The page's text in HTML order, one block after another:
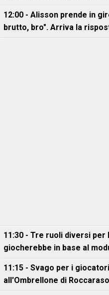
12:00 - Alisson prende in
brutto, bro". Arriva la
11:30 - Tre ruoli diversi per
giocherebbe in base al
11:15 - Svago per i
all'Ombrellone di Roccaraso